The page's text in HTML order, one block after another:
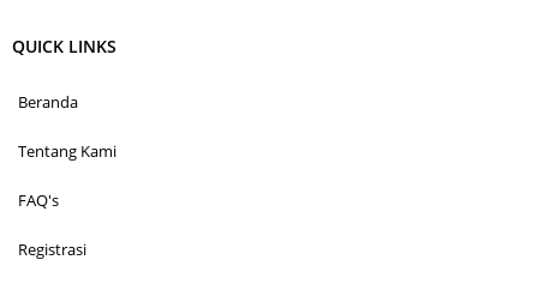
QUICK LINKS
Beranda
Tentang Kami
FAQ's
Registrasi